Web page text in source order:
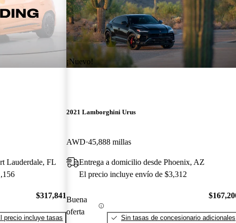
Lauderdale, FL
$317,841
precio incluye tasas
¡Nuevo!
2021 Lamborghini Urus
AWD 45,888 millas
Entrega a domicilio desde Phoenix, AZ
El precio incluye envío de $3,312
Buena
oferta
Sin tasas de concesionario adicionales